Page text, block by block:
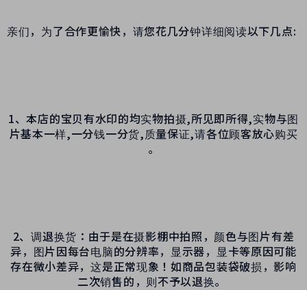
亲们，为了合作更愉快，请您花几分钟详细阅读以下几点:
1、本店的宝贝有水印的均实物拍摄,所见即所得,实物与图
片基本一样,一分钱一分货,质量保证,请各位顾客放心购买
。
2、调退换货：由于是在摄影棚中拍照，颜色与图片有差
异，图片因每台电脑的分辨率，显示器，显卡等原因可能
存在微小差异，这是正常现象！如商品包装袋破损，影响
二次销售的，则不予以退换。